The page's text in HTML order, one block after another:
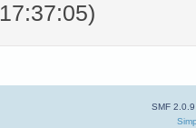
17:37:05)
SMF 2.0.9